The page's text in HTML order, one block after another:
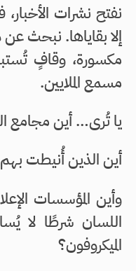
نفتح نشرات
إلا بقاياها. نبحث
مكسورة، وقافٍ
مسمع الملايين.
يا تُرى… أين مجامع
أين الذين أُنيطت
وأين المؤسسات
اللسان شرطًا لا
الميكروفون؟